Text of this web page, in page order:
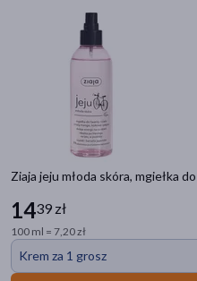
Ziaja jeju młoda skóra, mgiełka
1439 zł
100 ml = 7,20 zł
Krem za 1 grosz